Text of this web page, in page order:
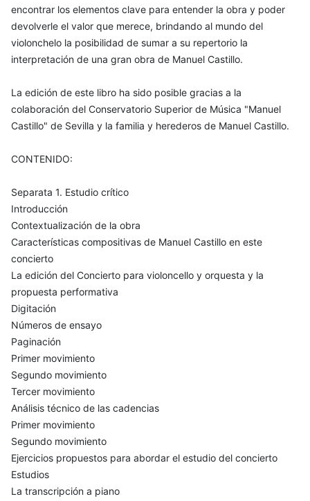
encontrar los elementos clave para entender la obra y poder
devolverle el valor que merece, brindando al mundo del
violonchelo la posibilidad de sumar a su repertorio la
interpretación de una gran obra de Manuel Castillo.
La edición de este libro ha sido posible gracias a la
colaboración del Conservatorio Superior de Música "Manuel
Castillo" de Sevilla y la familia y herederos de Manuel Castillo.
CONTENIDO:
Separata 1. Estudio crítico
Introducción
Contextualización de la obra
Características compositivas de Manuel Castillo en este
concierto
La edición del Concierto para violoncello y orquesta y la
propuesta performativa
Digitación
Números de ensayo
Paginación
Primer movimiento
Segundo movimiento
Tercer movimiento
Análisis técnico de las cadencias
Primer movimiento
Segundo movimiento
Ejercicios propuestos para abordar el estudio del concierto
Estudios
La transcripción a piano